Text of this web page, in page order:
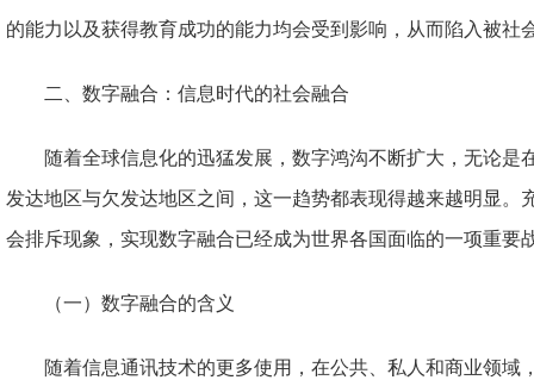
的能力以及获得教育成功的能力均会受到影响，从而陷入被社
二、数字融合：信息时代的社会融合
随着全球信息化的迅猛发展，数字鸿沟不断扩大，无论是
发达地区与欠发达地区之间，这一趋势都表现得越来越明显。
会排斥现象，实现数字融合已经成为世界各国面临的一项重要
（一）数字融合的含义
随着信息通讯技术的更多使用，在公共、私人和商业领域